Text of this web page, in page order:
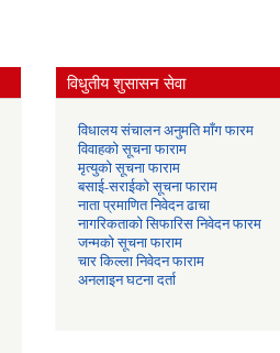
विधुतीय शुसासन सेवा
विधालय संचालन अनुमति माँग फारम
विवाहको सूचना फाराम
मृत्युको सूचना फाराम
बसाई-सराईको सूचना फाराम
नाता प्रमाणित निवेदन ढाचा
नागरिकताको सिफारिस निवेदन फारम
जन्मको सूचना फाराम
चार किल्ला निवेदन फाराम
अनलाइन घटना दर्ता